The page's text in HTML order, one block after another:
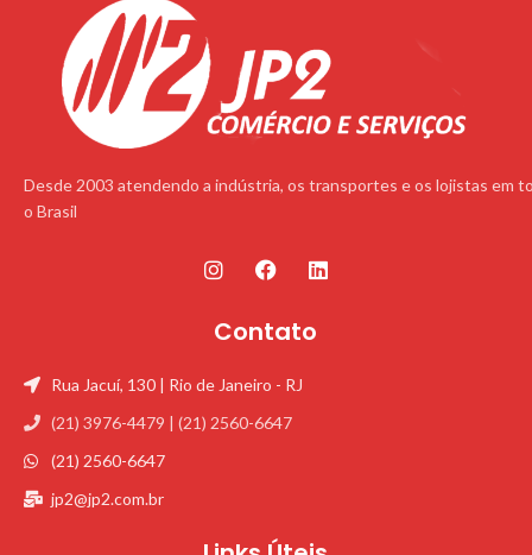
Desde 2003 atendendo a indústria, os transportes e os lojistas em
o Brasil
Contato
Rua Jacuí, 130 | Rio de Janeiro - RJ
(21) 3976-4479 | (21) 2560-6647
(21) 2560-6647
jp2@jp2.com.br